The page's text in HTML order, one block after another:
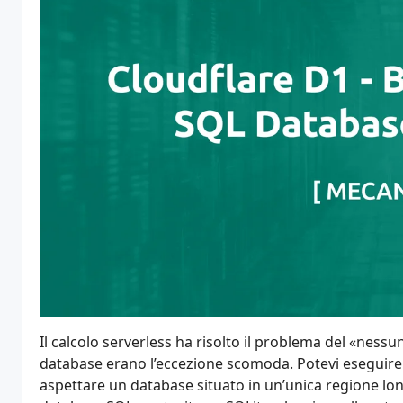
Il calcolo serverless ha risolto il problema del
database erano l’eccezione scomoda. Potevi
aspettare un database situato in un’unica regione